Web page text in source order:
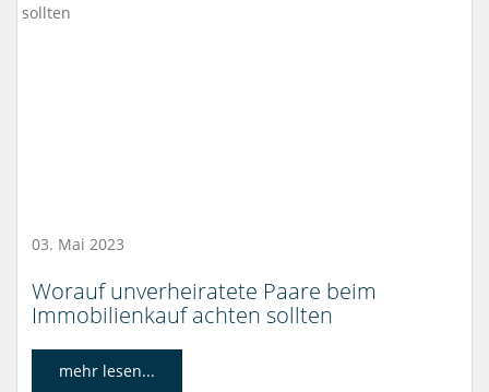
03. Mai 2023
Worauf unverheiratete Paare beim
Immobilienkauf achten sollten
mehr lesen...